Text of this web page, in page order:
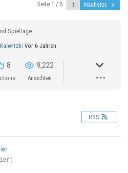
Seite 1 / 5 Nächstes
Spieltage
Vor 6 Jahren
8 9,222
Ansichten
RSS